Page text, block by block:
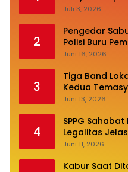
Oceanna 5
Juli 3, 2026
2
Pengedar
Polisi Buru
Juni 16, 2026
3
Tiga Band
Kedua
Jalan
Juni 13, 2026
4
SPPG
Legalitas
Optimal
Juni 11, 2026
Kabur Saat